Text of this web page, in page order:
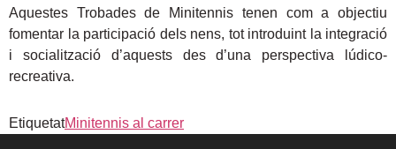
Aquestes Trobades de Minitennis tenen com a objectiu
fomentar la participació dels nens, tot introduint la integració
i socialització d’aquests des d’una perspectiva lúdico-
recreativa.
EtiquetatMinitennis al carrer